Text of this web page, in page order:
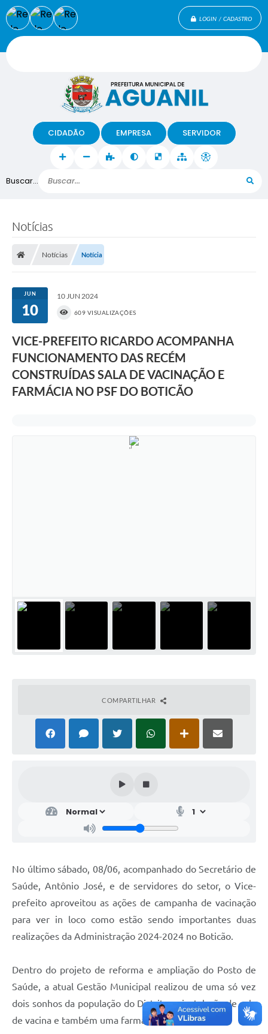
LOGIN / CADASTRO
Buscar...
CIDADÃO EMPRESA SERVIDOR
Notícias
Notícias Notícia
JUN
10
10 JUN 2024
609 VISUALIZAÇÕES
VICE-PREFEITO RICARDO ACOMPANHA
FUNCIONAMENTO DAS RECÉM
CONSTRUÍDAS SALA DE VACINAÇÃO E
FARMÁCIA NO PSF DO BOTICÃO
COMPARTILHAR
No último sábado, 08/06, acompanhado do Secretário de
Saúde, Antônio José, e de servidores do setor, o Vice-
prefeito aproveitou as ações de campanha de vacinação
para ver in loco como estão sendo importantes duas
realizações da Administração 2024-2024 no Boticão.
Dentro do projeto de reforma e ampliação do Posto de
Saúde, a atual Gestão Municipal realizou de uma só vez
dois sonhos da população do Distrito; a instalação de sala
de vacina e também uma farmacinha.